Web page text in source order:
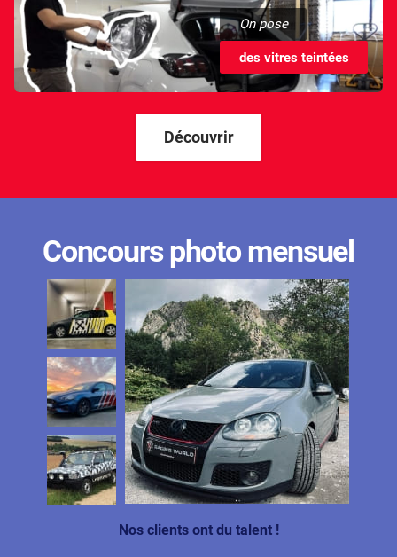
On pose
des vitres teintées
Découvrir
Concours photo mensuel
Nos clients ont du talent !